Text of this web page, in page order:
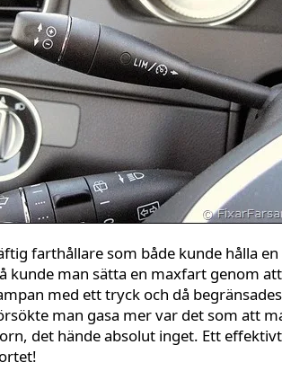
farthållare som både kunde hålla en
kunde man sätta en maxfart genom att
med ett tryck och då begränsades
man gasa mer var det som att
det hände absolut inget. Ett